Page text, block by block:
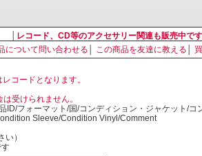
レコード、CD等のアクセサリー関連も販売中です
について問い合わせる この商品を友達に教える
コードとなります。
受けられません。
ID/フォーマット/国/コンディション・ジャケット/コ
Sleeve/Condition Vinyl/Comment
）